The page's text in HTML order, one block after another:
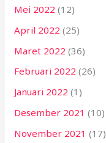
Mei 2022 (12)
April 2022 (25)
Maret 2022 (36)
Februari 2022 (26)
Januari 2022 (1)
Desember 2021 (10)
November 2021 (17)